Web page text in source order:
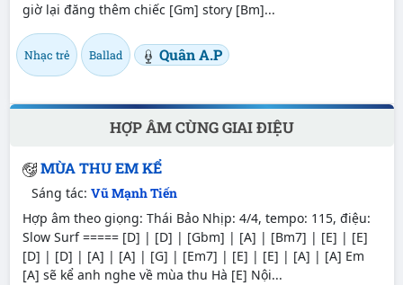
giờ lại đăng thêm chiếc [Gm] story [Bm]...
Nhạc trẻ Ballad Quân A.P
HỢP ÂM CÙNG GIAI ĐIỆU
MÙA THU EM KỂ
Sáng tác: Vũ Mạnh Tiến
Hợp âm theo giọng: Thái Bảo Nhịp: 4/4, tempo: 115, điệu:
Slow Surf ===== [D] | [D] | [Gbm] | [A] | [Bm7] | [E] | [E]
[D] | [D] | [A] | [A] | [G] | [Em7] | [E] | [E] | [A] | [A] Em
[A] sẽ kể anh nghe về mùa thu Hà [E] Nội...